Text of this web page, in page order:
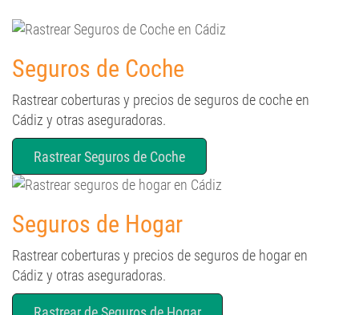
Seguros de Coche
Rastrear coberturas y precios de seguros de coche en
Cádiz y otras aseguradoras.
Rastrear Seguros de Coche
Seguros de Hogar
Rastrear coberturas y precios de seguros de hogar en
Cádiz y otras aseguradoras.